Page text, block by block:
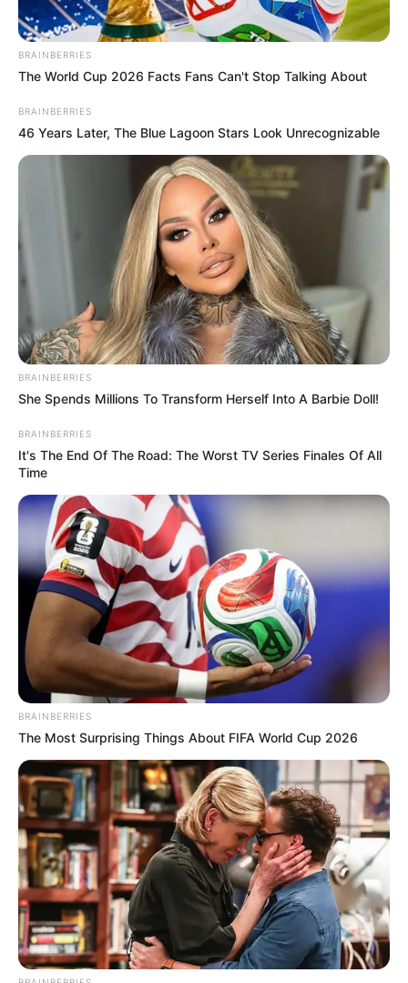
BRAINBERRIES
The World Cup 2026 Facts Fans Can't Stop Talking About
BRAINBERRIES
46 Years Later, The Blue Lagoon Stars Look Unrecognizable
BRAINBERRIES
She Spends Millions To Transform Herself Into A Barbie Doll!
BRAINBERRIES
It's The End Of The Road: The Worst TV Series Finales Of All
Time
BRAINBERRIES
The Most Surprising Things About FIFA World Cup 2026